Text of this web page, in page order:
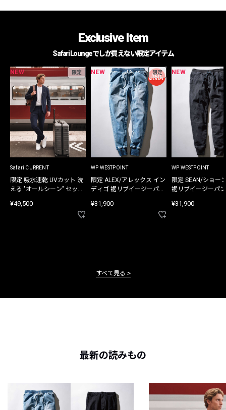
Exclusive Item
Safari Loungeでしか買えない限定アイテム
NEW 限定
Safari CURRENT
限定 吸水速乾 UVカット 洗
える "オールシーン" セット
¥49,500
NEW 限定
WP WESTPOINT
限定 ALEX/アレックス イン
ディゴ 裾リブイージーパン
¥31,900
NEW
WP WESTPOINT
限定 SEAN/ショー
裾リブイージーパ
¥31,900
すべて見る
最新の読みもの